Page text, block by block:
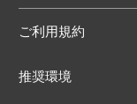
ご利用規約
推奨環境